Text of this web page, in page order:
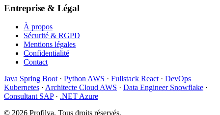
Entreprise & Légal
À propos
Sécurité & RGPD
Mentions légales
Confidentialité
Contact
Java Spring Boot· Python AWS · Fullstack React· DevOps
Kubernetes · Architecte Cloud AWS · Data Engineer Snowflake ·
Consultant SAP· .NET Azure
© 2026 Profilya. Tous droits réservés.